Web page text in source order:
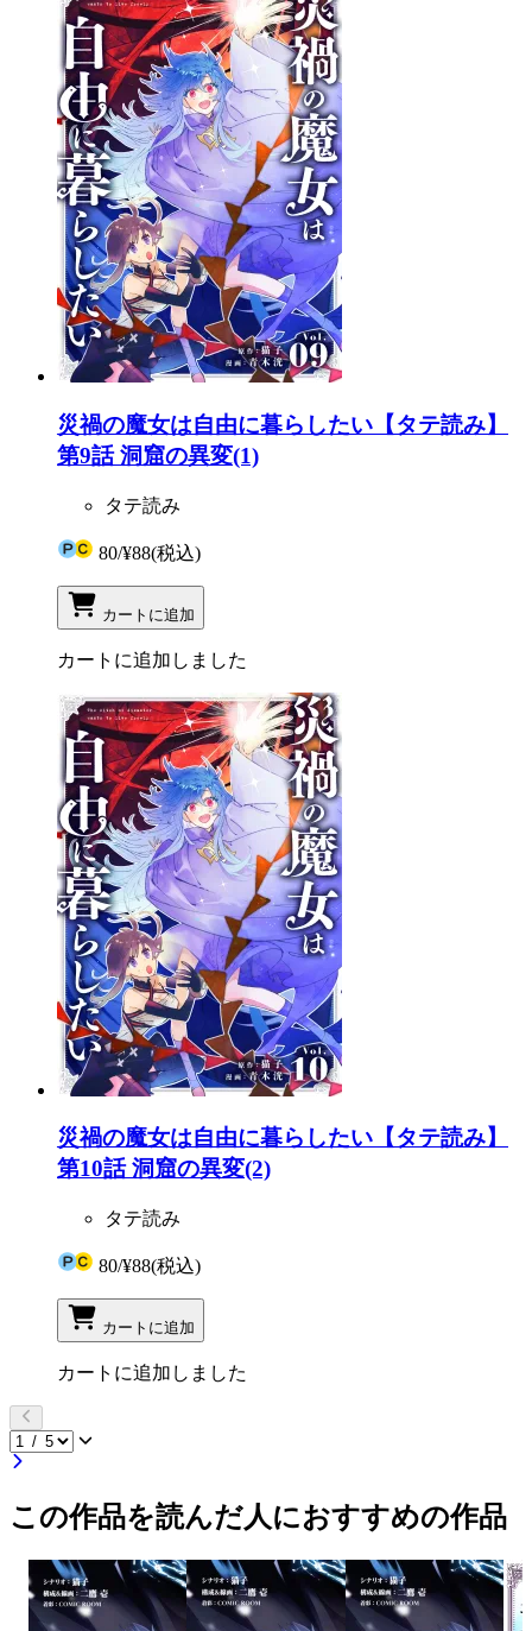
災禍の魔女は自由に暮らしたい【タテ読み】
第9話 洞窟の異変(1)
タテ読み
80/¥88(税込)
カートに追加
カートに追加しました
災禍の魔女は自由に暮らしたい【タテ読み】
第10話 洞窟の異変(2)
タテ読み
80/¥88(税込)
カートに追加
カートに追加しました
この作品を読んだ人におすすめの作品